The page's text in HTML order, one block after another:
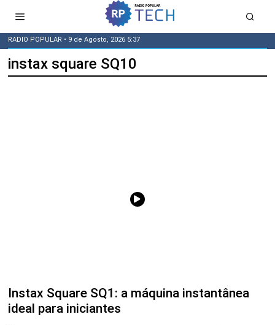
RADIO POPULAR • 9 de Agosto, 2026 5:37
instax square SQ10
Instax Square SQ1: a máquina instantânea
ideal para iniciantes